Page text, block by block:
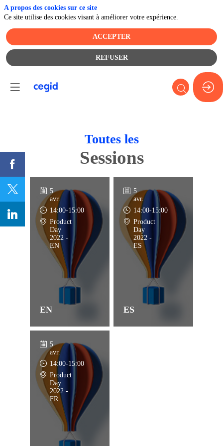
Toutes les
Sessions
5
avr.
14:00-15:00
Product
Day
2022 -
EN
EN
5
avr.
14:00-15:00
Product
Day
2022 -
ES
ES
5
avr.
14:00-15:00
Product
Day
2022 -
FR
A propos des cookies sur ce site
Ce site utilise des cookies visant à améliorer votre expérience.
ACCEPTER
REFUSER